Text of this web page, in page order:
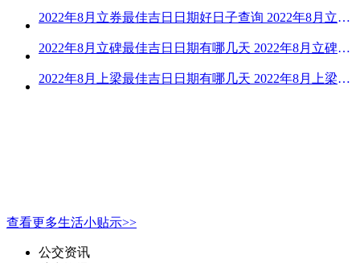
2022年8月立券最佳吉日日期好日子查询 2022年8月立券的黄道吉日一览
2022年8月立碑最佳吉日日期有哪几天 2022年8月立碑吉日查询
2022年8月上梁最佳吉日日期有哪几天 2022年8月上梁的黄道吉日
查看更多生活小贴示>>
公交资讯